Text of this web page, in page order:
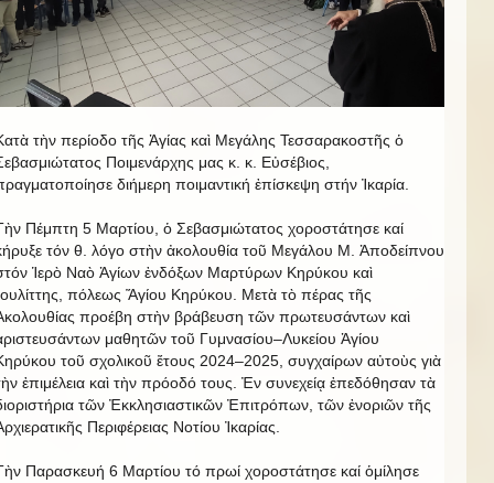
τὴν περίοδο τῆς Ἁγίας καὶ Μεγάλης Τεσσαρακοστῆς ὁ
Ποιμενάρχης μας κ. κ. Εὐσέβιος,
διήμερη ποιμαντική ἐπίσκεψη στήν Ἰκαρία.
Πέμπτη 5 Μαρτίου, ὁ Σεβασμιώτατος χοροστάτησε καί
τόν θ. λόγο στὴν ἀκολουθία τοῦ Μεγάλου Μ. Ἀποδείπνου
Ἱερὸ Ναὸ Ἁγίων ἐνδόξων Μαρτύρων Κηρύκου καὶ
πόλεως Ἅγίου Κηρύκου. Μετὰ τὸ πέρας τῆς
προέβη στὴν βράβευση τῶν πρωτευσάντων καὶ
μαθητῶν τοῦ Γυμνασίου–Λυκείου Ἁγίου
τοῦ σχολικοῦ ἔτους 2024–2025, συγχαίρων αὐτοὺς γιὰ
ἐπιμέλεια καὶ τὴν πρόοδό τους. Ἐν συνεχείᾳ ἐπεδόθησαν τὰ
τῶν Ἐκκλησιαστικῶν Ἐπιτρόπων, τῶν ἐνοριῶν τῆς
Περιφέρειας Νοτίου Ἰκαρίας.
Παρασκευή 6 Μαρτίου τό πρωί χοροστάτησε καί ὁμίλησε